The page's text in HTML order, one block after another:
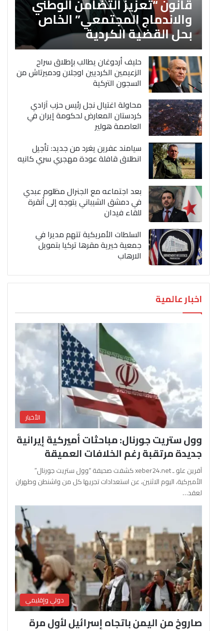
والاندماج المجتمعي” الخاص
بحل القضية الكردية
حليف أردوغان يطالب بإطلاق سراح
الزعيمين الكرديين اوجلان ودميرتاش من
السجون التركية
محاولة اغتيال نجل رئيس حزب آزادي
كردستان المعارض لحكومة إيران في
العاصمة هولير
سيامند عفرين يغرد من جديد: تأجيل
انطلاق قافلة عودة مهجري سري كانيه
بعد اجتماعه مع الجنرال مظلوم عبدي
في دمشق الشيباني يتوجه إلى أنقرة
للقاء فيدان
السلطات الأمريكية تتهم مديرا في
جمعية خيرية مقرها تركيا بتمويل
الارهاب
اخبار عالمية
الأخبار
وول ستريت جورنال: مباحثات أميركية إيرانية
جديدة مرتقبة رغم الخلافات العميقة
آفرين علو ـ xeber24.net كشفت صحيفة “وول ستريت جورنال”
الأميركية، اليوم الاثنين، عن استعدادات تجريها كل من واشنطن وطهران
لعقد…
دولي وإقليمي
صاروخ من اليمن باتجاه إسرائيل لأول مرة